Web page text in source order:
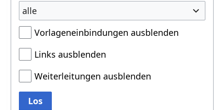
alle
Vorlageneinbindungen ausblenden
Links ausblenden
Weiterleitungen ausblenden
Los